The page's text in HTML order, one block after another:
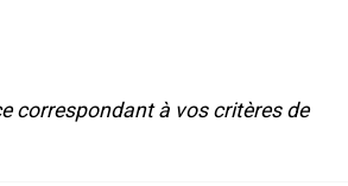
correspondant à vos critères de